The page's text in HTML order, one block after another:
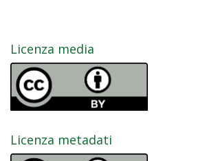
Licenza media
Licenza metadati